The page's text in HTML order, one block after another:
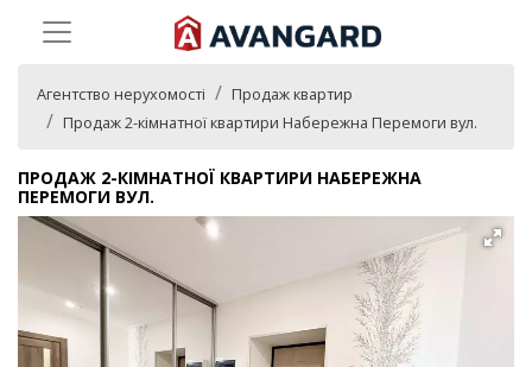
Агентство нерухомості
Продаж квартир
Продаж 2-кімнатної квартири Набережна Перемоги вул.
ПРОДАЖ 2-КІМНАТНОЇ КВАРТИРИ НАБЕРЕЖНА
ПЕРЕМОГИ ВУЛ.